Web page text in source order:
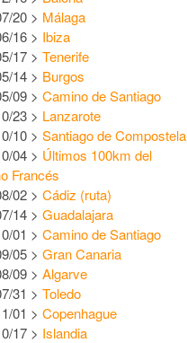
20 > Málaga
16 > Ibiza
17 > Tenerife
14 > Burgos
09 > Camino de Santiago
23 > Lanzarote
10 > Santiago de Compostela
04 > Últimos 100km del
Francés
02 > Cádiz (ruta)
14 > Guadalajara
01 > Camino de Santiago
05 > Gran Canaria
09 > Algarve
31 > Toledo
01 > Copenhague
17 > Islandia